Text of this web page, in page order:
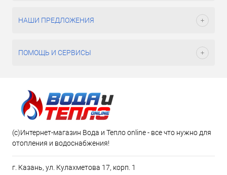
НАШИ ПРЕДЛОЖЕНИЯ
ПОМОЩЬ И СЕРВИСЫ
(c)Интернет-магазин Вода и Тепло online - все что нужно для
отопления и водоснабжения!
г. Казань, ул. Кулахметова 17, корп. 1